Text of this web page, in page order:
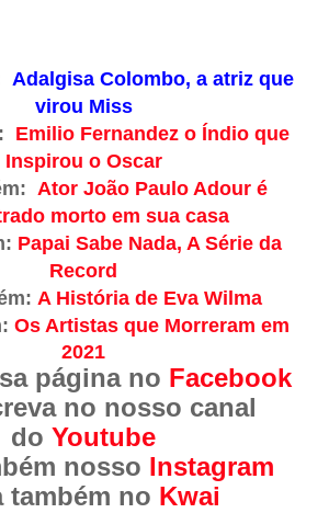
Adalgisa Colombo, a atriz que
virou Miss
Emilio Fernandez o Índio que
Inspirou o Oscar
Ator João Paulo Adour é
morto em sua casa
Papai Sabe Nada, A Série da
Record
A História de Eva Wilma
Os Artistas que Morreram em
2021
página no Facebook
no nosso canal
do Youtube
nosso Instagram
também no Kwai